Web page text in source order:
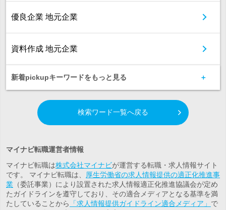
優良企業 地元企業
資料作成 地元企業
新着pickupキーワードをもっと見る
検索ワード一覧へ戻る
マイナビ転職運営者情報
マイナビ転職は株式会社マイナビが運営する転職・求人情報サイト
です。 マイナビ転職は、
厚生労働省の求人情報提供の適正化推進事
業 （委託事業）により設置された求人情報適正化推進協議会が定め
たガイドラインを遵守しており、その適合メディアとなる基準を満
たしていることから
「求人情報提供ガイドライン適合メディア」 で